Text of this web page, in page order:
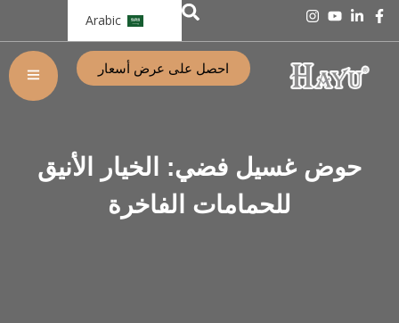
Arabic
احصل على عرض أسعار
حوض غسيل فضي: الخيار الأنيق
للحمامات الفاخرة